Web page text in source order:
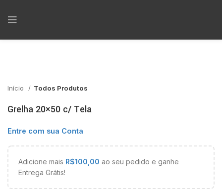
Início Todos Produtos
Grelha 20×50 c/ Tela
Entre com sua Conta
Adicione mais R$100,00 ao seu pedido e ganhe
Entrega Grátis!